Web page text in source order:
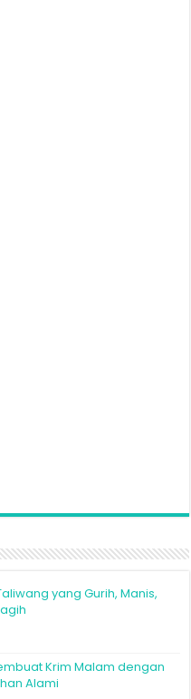
yang Gurih, Manis,
Krim Malam dengan
Alami